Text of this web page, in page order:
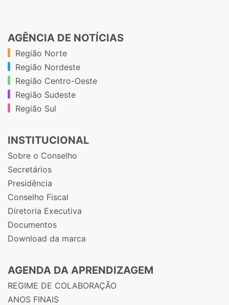
AGÊNCIA DE NOTÍCIAS
Região Norte
Região Nordeste
Região Centro-Oeste
Região Sudeste
Região Sul
INSTITUCIONAL
Sobre o Conselho
Secretários
Presidência
Conselho Fiscal
Diretoria Executiva
Documentos
Download da marca
AGENDA DA APRENDIZAGEM
REGIME DE COLABORAÇÃO
ANOS FINAIS